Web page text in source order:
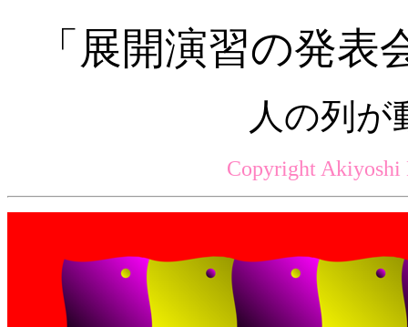
「展開演習の発
人の列が
Copyright Akiyoshi